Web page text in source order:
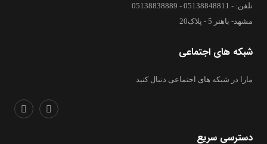
تلفن: - 05138848811 - 05138838889
مشهد- باهنر 5 - پلاک20
شبکه های اجتماعی
مارا در شبکه های اجتماعی دنبال کنید
دسترسی سریع